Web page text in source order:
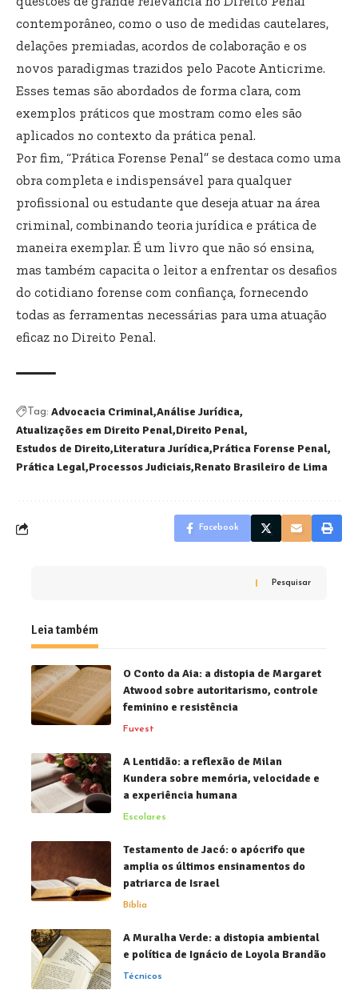
contemporâneo, como o uso de medidas cautelares,
delações premiadas, acordos de colaboração e os
novos paradigmas trazidos pelo Pacote Anticrime.
Esses temas são abordados de forma clara, com
exemplos práticos que mostram como eles são
aplicados no contexto da prática penal.
Por fim, “Prática Forense Penal” se destaca como uma
obra completa e indispensável para qualquer
profissional ou estudante que deseja atuar na área
criminal, combinando teoria jurídica e prática de
maneira exemplar. É um livro que não só ensina,
mas também capacita o leitor a enfrentar os desafios
do cotidiano forense com confiança, fornecendo
todas as ferramentas necessárias para uma atuação
eficaz no Direito Penal.
Tag: Advocacia Criminal Análise Jurídica
Atualizações em Direito Penal Direito Penal
Estudos de Direito Literatura Jurídica Prática Forense Penal
Prática Legal Processos Judiciais Renato Brasileiro de Lima
Facebook
Pesquisar
Leia também
O Conto da Aia: a distopia de Margaret
Atwood sobre autoritarismo, controle
feminino e resistência
Fuvest
A Lentidão: a reflexão de Milan
Kundera sobre memória, velocidade e
a experiência humana
Escolares
Testamento de Jacó: o apócrifo que
amplia os últimos ensinamentos do
patriarca de Israel
Bíblia
A Muralha Verde: a distopia ambiental
e política de Ignácio de Loyola Brandão
Técnicos